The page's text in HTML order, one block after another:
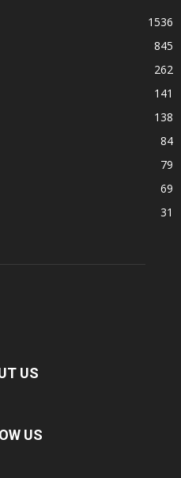
1536
845
262
141
138
84
79
69
31
US
US